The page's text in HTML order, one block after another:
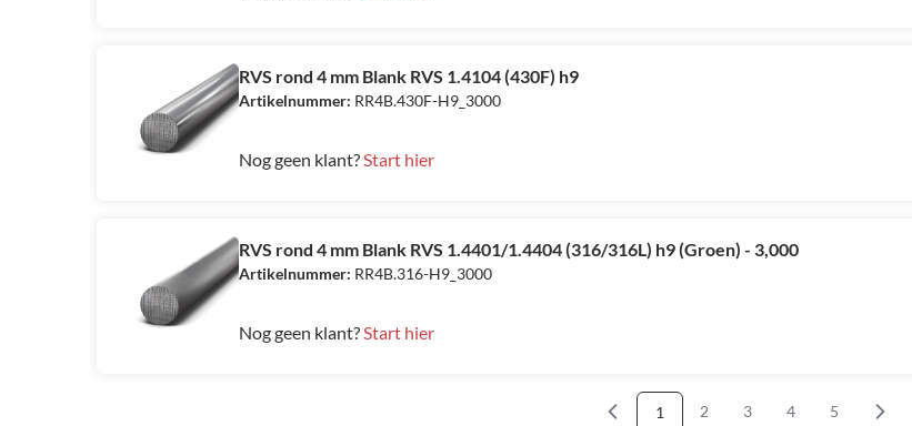
RVS rond 4 mm Blank RVS 1.4104 (430F) h9
Artikelnummer: RR4B.430F-H9_3000
Nog geen klant?Start hier
RVS rond 4 mm Blank RVS 1.4401/1.4404 (316/316L) h9 (Groen) - 3,000
Artikelnummer: RR4B.316-H9_3000
Nog geen klant?Start hier
U lees momenteel pagina
1 Pagina
2 Pagina
3 Pagina
4 Pagina
5